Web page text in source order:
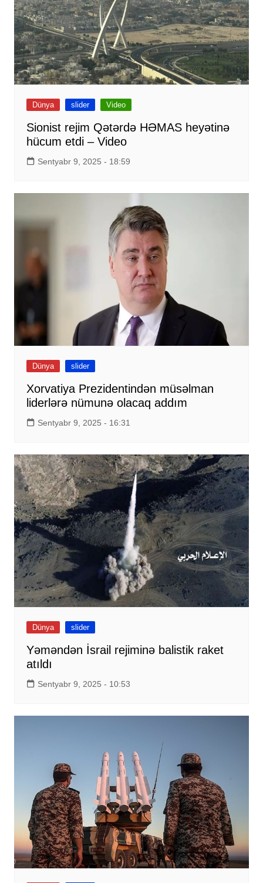
Dünya slider Video
Sionist rejim Qətərdə HƏMAS heyətinə
hücum etdi – Video
Sentyabr 9, 2025 - 18:59
Dünya slider
Xorvatiya Prezidentindən müsəlman
liderlərə nümunə olacaq addım
Sentyabr 9, 2025 - 16:31
Dünya slider
Yəməndən İsrail rejiminə balistik raket
atıldı
Sentyabr 9, 2025 - 10:53